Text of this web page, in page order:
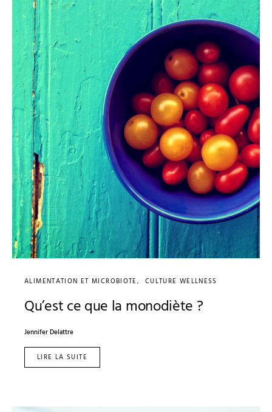
ALIMENTATION ET MICROBIOTE CULTURE WELLNESS
Qu’est ce que la monodiète ?
Jennifer Delattre
LIRE LA SUITE